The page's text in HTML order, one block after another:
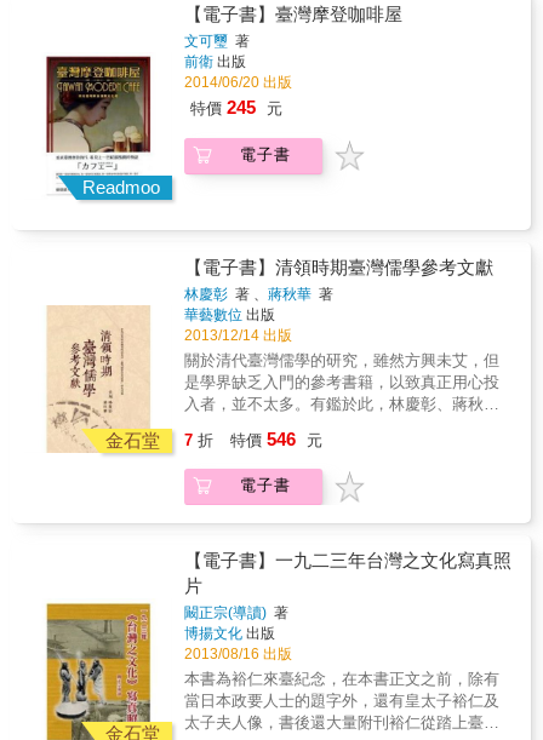
仔煎、海蠣煎、蠔烙一家親，有點黏又不會太
黏。 每種食材都述說著一群人生活的故事。 台
灣的老滋味不能只留在過去的時空，跟著陳玉
箴博士一起追尋台菜的根源， 瞭解那些關於台
菜的各種形象與文化痕跡，以及台菜蘊含的
「澎湃」情感！
Readmoo
【電子書】臺灣摩登咖啡屋
文可璽 著
前衛 出版
2014/06/20 出版
特價 245 元
電子書
金石堂
【電子書】清領時期臺灣儒學參考文獻
林慶彰 著 、蔣秋華 著
華藝數位 出版
2013/12/14 出版
關於清代臺灣儒學的研究，雖然方興未艾，但
是學界缺乏入門的參考書籍，以致真正用心投
入者，並不太多。有鑑於此，林慶彰、蔣秋華
背景材料，希望出版之後，可以引發更多有志
趣者加入研究的行列。 & 本書所採擇之範疇，
為清康熙廿三年（1684）明鄭降清至光緒廿一
臺灣各種受儒學影響的制度討論，包括科舉、
府縣儒學、孔子廟、書院、義學、社學、社會
教育、學規、藏書九項；下編收錄宦臺儒學家
（陳璸、謝金鑾、鄭兼才、胡承珙、姚瑩、徐
宗幹、林樹梅）和本土儒學家（章甫、鄭用
錫、鄭用鑒、施瓊芳、黃敬、吳子光、楊浚、
施士洁）的著作選集，一共收錄十五位。相信
本書的刊印流傳，將激起研究臺灣儒學的風
潮。
7 折 特價 546 元
電子書
金石堂
【電子書】一九二三年台灣之文化寫真照
片
闞正宗(導讀) 著
博揚文化 出版
2013/08/16 出版
本書為裕仁來臺紀念，在本書正文之前，除有
當日本政要人士的題字外，還有皇太子裕仁及
太子夫人像，書後還大量附刊裕仁從踏上臺灣